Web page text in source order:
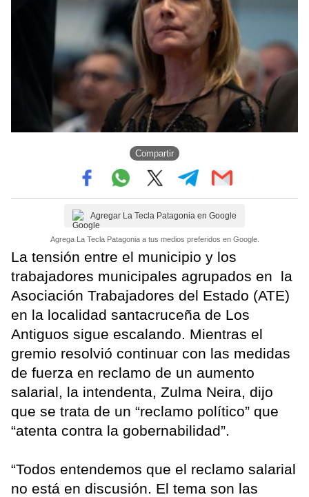
Compartir
Agregar La Tecla Patagonia en Google
Agrega La Tecla Patagonia a tus medios preferidos en Google.
La tensión entre el municipio y los
trabajadores municipales agrupados en la
Asociación Trabajadores del Estado (ATE)
en la localidad santacruceña de Los
Antiguos sigue escalando. Mientras el
gremio resolvió continuar con las medidas
de fuerza en reclamo de un aumento
salarial, la intendenta, Zulma Neira, dijo
que se trata de un “reclamo político” que
“atenta contra la gobernabilidad”.
“Todos entendemos que el reclamo salarial
no está en discusión. El tema son las